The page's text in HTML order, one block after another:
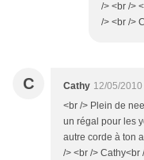
/> <br />
/> <br />
C Cathy 12/05/
<br /> Plein de
un régal pour les
autre corde à ton
/> <br /> Cathy<br